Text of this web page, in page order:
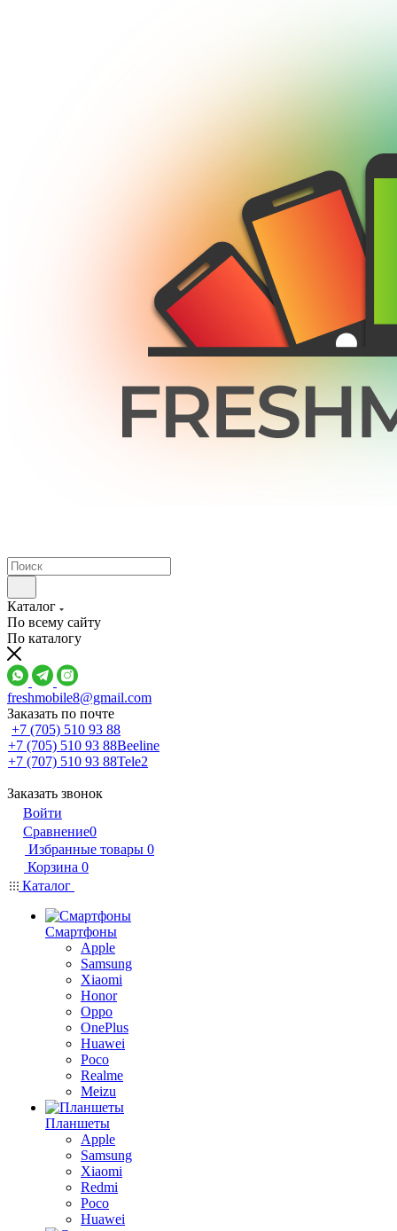
Каталог
По всему сайту
По каталогу
freshmobile8@gmail.com
Заказать по почте
+7 (705) 510 93 88
+7 (705) 510 93 88Beeline
+7 (707) 510 93 88Tele2
Заказать звонок
Войти
Сравнение0
Избранные товары 0
Корзина 0
Каталог
Смартфоны
Apple
Samsung
Xiaomi
Honor
Oppo
OnePlus
Huawei
Poco
Realme
Meizu
Планшеты
Apple
Samsung
Xiaomi
Redmi
Poco
Huawei